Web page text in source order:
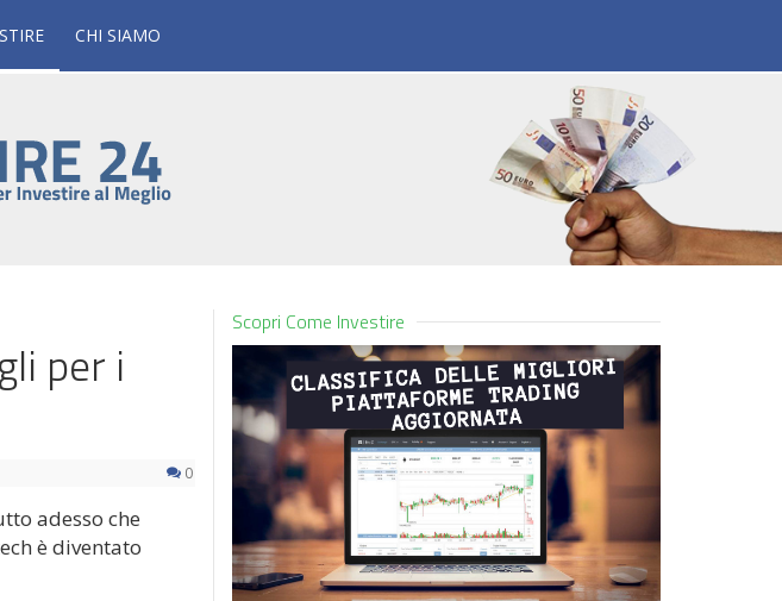
CHI SIAMO
per i
0
adesso che
è diventato
Scopri Come Investire